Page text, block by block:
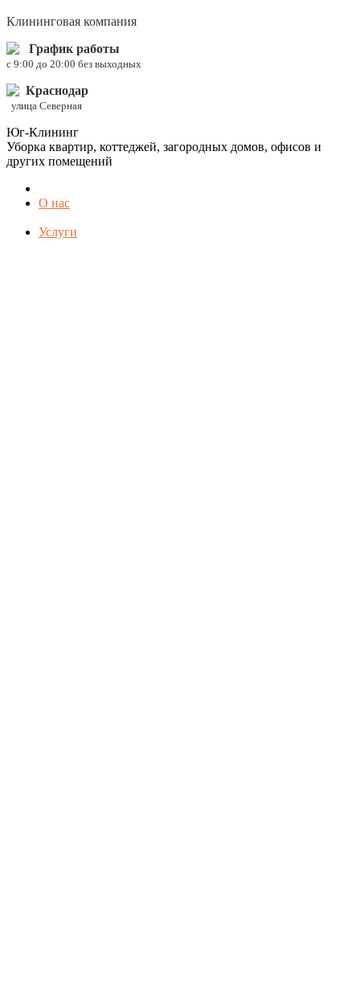
Клининговая компания
График работы
c 9:00 до 20:00 без выходных
Краснодар
улица Северная
Юг-Клининг
Уборка квартир, коттеджей, загородных домов, офисов и
других помещений
О нас
Услуги